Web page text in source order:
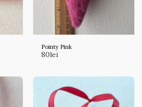
Pointy Pink
80lei